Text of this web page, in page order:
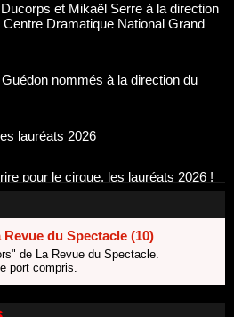
nommés à la direction du
lauréats 2026
pour le cirque, les lauréats 2026 !
2026
Grandes Formes Théâtre 2026
et Olivier Saccomano à la
- CDN
: les lauréats 2026
du Spectacle (10)
de La Revue du Spectacle.
port compris.